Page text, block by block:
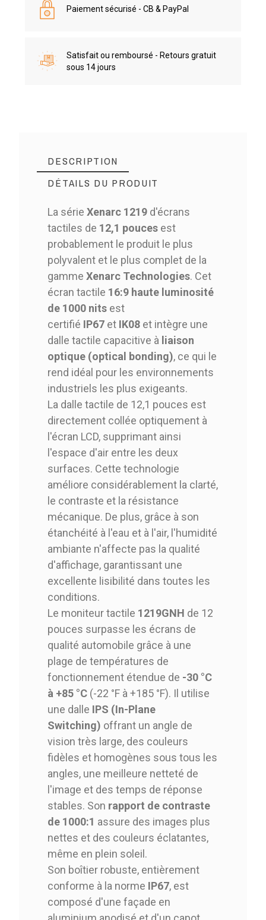
Paiement sécurisé - CB & PayPal
Satisfait ou remboursé - Retours gratuit
sous 14 jours
DESCRIPTION
DÉTAILS DU PRODUIT
La sérieXenarc 1219 d'écrans
tactiles de 12,1 pouces est
probablement le produit le plus
polyvalent et le plus complet de la
gammeXenarc Technologies. Cet
écran tactile 16:9 haute luminosité
de 1000 nits est
certifié IP67 et IK08 et intègre une
dalle tactile capacitive à liaison
optique (optical bonding), ce qui le
rend idéal pour les environnements
industriels les plus exigeants.
La dalle tactile de 12,1 pouces est
directement collée optiquement à
l'écran LCD, supprimant ainsi
l'espace d'air entre les deux
surfaces. Cette technologie
améliore considérablement la clarté,
le contraste et la résistance
mécanique. De plus, grâce à son
étanchéité à l'eau et à l'air, l'humidité
ambiante n'affecte pas la qualité
d'affichage, garantissant une
excellente lisibilité dans toutes les
conditions.
Le moniteur tactile 1219GNH de 12
pouces surpasse les écrans de
qualité automobile grâce à une
plage de températures de
fonctionnement étendue de -30 °C
à +85 °C (-22 °F à +185 °F). Il utilise
une dalle IPS (In-Plane
Switching) offrant un angle de
vision très large, des couleurs
fidèles et homogènes sous tous les
angles, une meilleure netteté de
l'image et des temps de réponse
stables. Son rapport de contraste
de 1000:1 assure des images plus
nettes et des couleurs éclatantes,
même en plein soleil.
Son boîtier robuste, entièrement
conforme à la norme IP67, est
composé d'une façade en